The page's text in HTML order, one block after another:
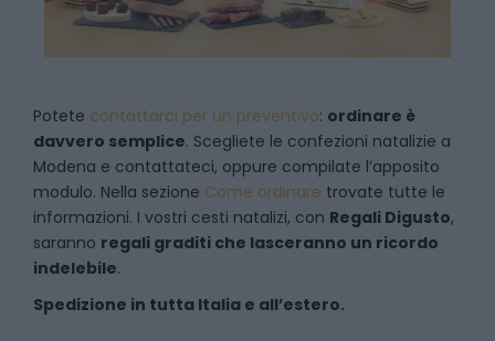
Potete contattarci per un preventivo: ordinare è
davvero semplice. Scegliete le confezioni natalizie a
Modena e contattateci, oppure compilate l’apposito
modulo. Nella sezione Come ordinare trovate tutte le
informazioni. I vostri cesti natalizi, con Regali Digusto,
saranno regali graditi che lasceranno un ricordo
indelebile.
Spedizione in tutta Italia e all’estero.